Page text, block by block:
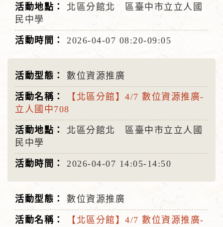
北區分館北 區臺中市立立人國
民中學
2026-04-07 08:20-09:05
數位資源推廣
【北區分館】4/7 數位資源推廣-
立人國中708
北區分館北 區臺中市立立人國
民中學
2026-04-07 14:05-14:50
數位資源推廣
【北區分館】4/7 數位資源推廣-